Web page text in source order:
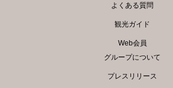
よくある質問
観光ガイド
Web会員
グループについて
プレスリリース